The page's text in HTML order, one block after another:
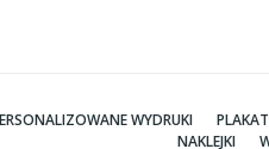
WYDRUKI
NAKLEJKI